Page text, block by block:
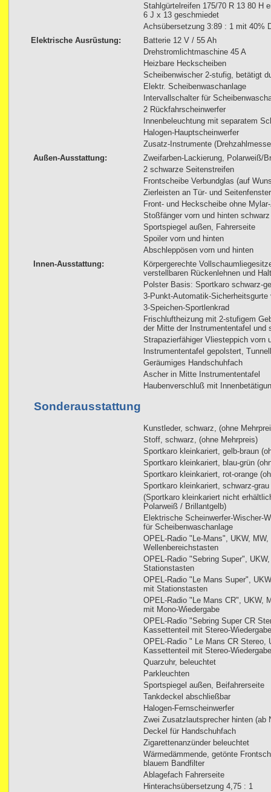
Stahlgürtelreifen 175/70 R 13 80 H
6 J x 13 geschmiedet
Achsübersetzung 3:89 : 1 mit 40%
Elektrische Ausrüstung:
Batterie 12 V / 55 Ah
Drehstromlichtmaschine 45 A
Heizbare Heckscheiben
Scheibenwischer 2-stufig, betätigt
Elektr. Scheibenwaschanlage
Intervallschalter für
2 Rückfahrscheinwerfer
Innenbeleuchtung mit separatem
Halogen-Hauptscheinwerfer
Zusatz-Instrumente
Außen-Ausstattung:
Zweifarben-Lackierung, Polarweiß/
2 schwarze Seitenstreifen
Frontscheibe Verbundglas (auf
Zierleisten an Tür- und
Front- und Heckscheibe ohne
Stoßfänger vorn und hinten
Sportspiegel außen, Fahrerseite
Spoiler vorn und hinten
Abschleppösen vorn und hinten
Innen-Ausstattung:
Körpergerechte
verstellbaren Rückenlehnen und
Polster Basis: Sportkaro schwarz-
3-Punkt-Automatik-Sicherheitsgurte
3-Speichen-Sportlenkrad
Frischluftheizung mit 2-stufigem
der Mitte der Instrumententafel und
Strapazierfähiger Vliesteppich vorn
Instrumententafel gepolstert,
Geräumiges Handschuhfach
Ascher in Mitte Instrumententafel
Haubenverschluß mit
Sonderausstattung
Kunstleder, schwarz, (ohne
Stoff, schwarz, (ohne Mehrpreis)
Sportkaro kleinkariert, gelb-braun
Sportkaro kleinkariert, blau-grün
Sportkaro kleinkariert, rot-orange
Sportkaro kleinkariert, schwarz-
(Sportkaro kleinkariert nicht
Polarweiß / Brillantgelb)
Elektrische Scheinwerfer-Wischer-
für Scheibenwaschanlage
OPEL-Radio "Le-Mans", UKW,
Wellenbereichstasten
OPEL-Radio "Sebring Super",
Stationstasten
OPEL-Radio "Le Mans Super",
mit Stationstasten
OPEL-Radio "Le Mans CR", UKW,
mit Mono-Wiedergabe
OPEL-Radio "Sebring Super CR
Kassettenteil mit Stereo-
OPEL-Radio " Le Mans CR Stereo,
Kassettenteil mit Stereo-
Quarzuhr, beleuchtet
Parkleuchten
Sportspiegel außen, Beifahrerseite
Tankdeckel abschließbar
Halogen-Fernscheinwerfer
Zwei Zusatzlautsprecher hinten (ab
Deckel für Handschuhfach
Zigarettenanzünder beleuchtet
Wärmedämmende, getönte
blauem Bandfilter
Ablagefach Fahrerseite
Hinterachsübersetzung 4,75 : 1